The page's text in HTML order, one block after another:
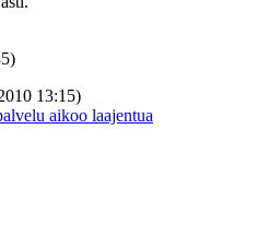
13:15)
aikoo laajentua